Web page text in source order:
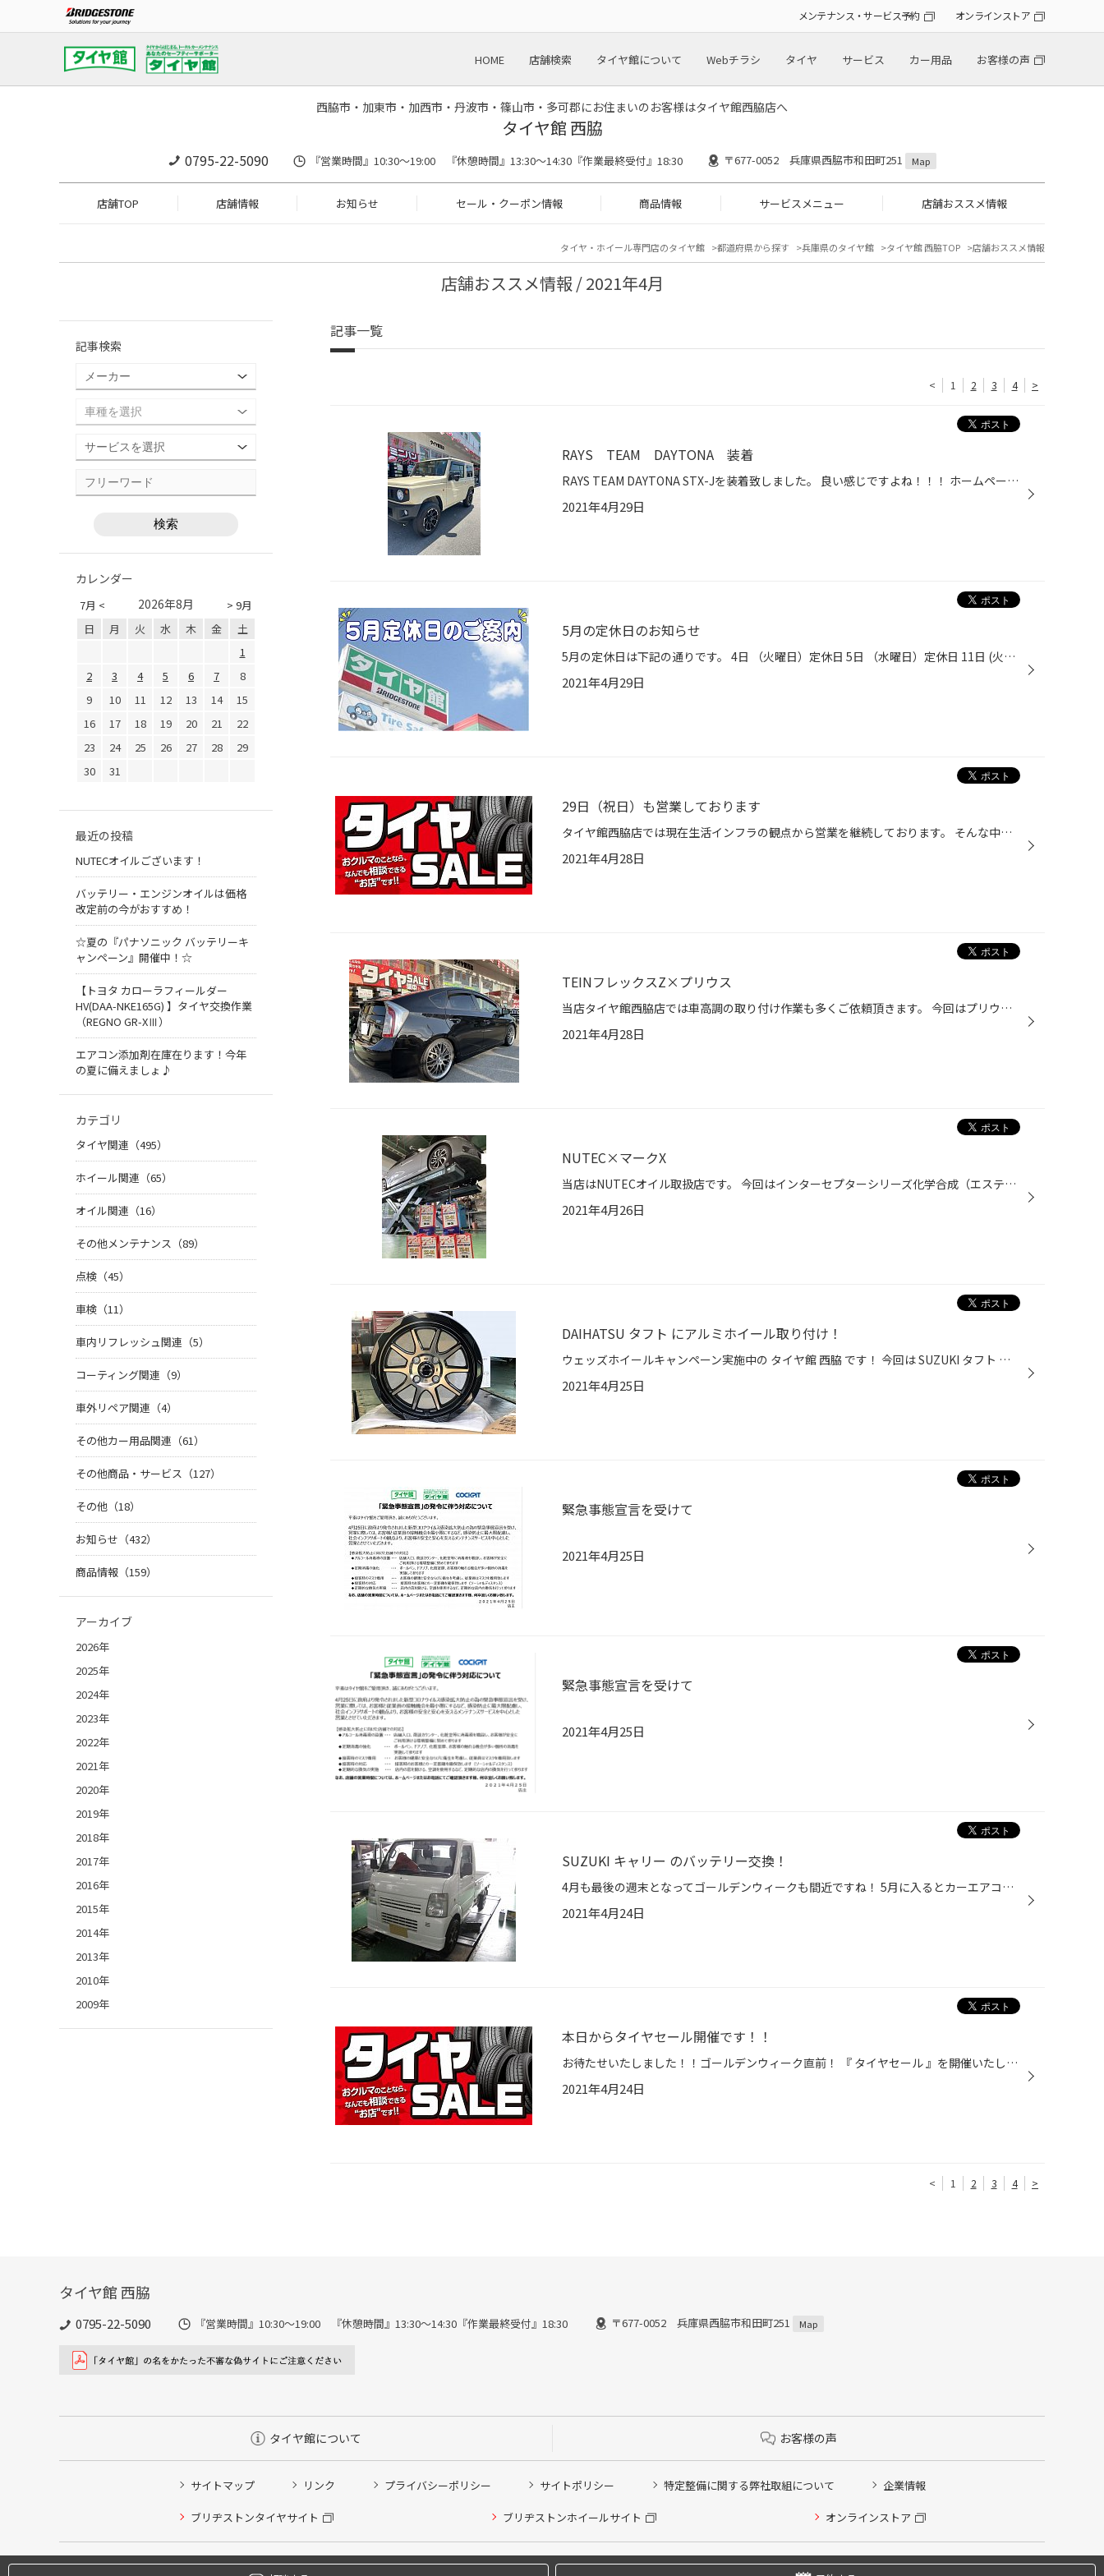
メンテナンス・サービス予約 オンラインストア
HOME 店舗検索 タイヤ館について Webチラシ タイヤ サービス カー用品 お客様の声
西脇市・加東市・加西市・丹波市・篠山市・多可郡にお住まいのお客様はタイヤ館西脇店へ
タイヤ館 西脇
0795-22-5090 『営業時間』10:30～19:00 『休憩時間』13:30～14:30『作業最終受付』18:30 〒677-0052 兵庫県西脇市和田町251 Map
店舗TOP 店舗情報 お知らせ セール・クーポン情報 商品情報 サービスメニュー 店舗おススメ情報
タイヤ・ホイール専門店のタイヤ館 都道府県から探す 兵庫県のタイヤ館 タイヤ館 西脇TOP 店舗おススメ情報
店舗おススメ情報 / 2021年4月
記事一覧
< 1 2 3 4 >
RAYS TEAM DAYTONA 装着
RAYS TEAM DAYTONA STX-Jを装着致しました。 良い感じですよね！！！ ホームページ引用文↓ ジムニーの脚元に軽快感のある2x5スポークデザインを採用。車種専用設計が可能にした断面…逆テーパーをつけ、リムエンドからセンターパートまで連続したDC加工面は、45㎜の落差をつけ、まるでスポークが浮か...
2021年4月29日
5月の定休日のお知らせ
5月の定休日は下記の通りです。 4日 （火曜日）定休日 5日 （水曜日）定休日 11日 (火曜日) 定休日 12日 （水曜日）定休日 18日 （火曜日）定休日 19日 （水曜日）定休日 25日 （火曜日）定休日 26日 （水曜日）定休日 となります。 営業時間 AM 10:30 ~ PM 7:00 皆様のご来店お待ちしております。
2021年4月29日
29日（祝日）も営業しております
タイヤ館西脇店では現在生活インフラの観点から営業を継続しております。 そんな中でも家計を少しでも応援できるよう、タイヤセールを開催しております。 感染対策を実施しながらも皆様の安全・安心をご提供できるよう努めております。 タイヤ館 西脇 電話. 0795-22-5090 まずはお問い合わせだけで...
2021年4月28日
TEINフレックスZ×プリウス
当店タイヤ館西脇店では車高調の取り付け作業も多くご依頼頂きます。 今回はプリウスに取り付けです。 フェンダーの隙間がなくなりめちゃくちゃカッコよくなりましたね！！ フレックスZはフルスペック！車高を下げても乗り味は確保ですよ！！ 車高調はタイヤ館西脇へお任せください。 タイヤ館 西脇...
2021年4月28日
NUTEC×マークX
当店はNUTECオイル取扱店です。 今回はインターセプターシリーズ化学合成（エステル系） NUTECテクノロジーをリーズナブルに ストリートやライトチューニング用に開発されたエンジンオイルで、強靭な極薄の油膜がエンジン性能の高効率化を実現します。ワイドレンジをカバーする粘度を新たに設定し、...
2021年4月26日
DAIHATSU タフト にアルミホイール取り付け！
ウェッズホイールキャンペーン実施中の タイヤ館 西脇 です！ 今回は SUZUKI タフト にアルミホイールの取り付けです。 装着するホイールは『 WEDS MAD VANCE 06』 カラーは ブラックポリッシュ/ブロンズクリアー です！！ この『 WEDS MAD VANCE 06』は ウェッズ2021年のニューモデルホイールです...
2021年4月25日
緊急事態宣言を受けて
2021年4月25日
緊急事態宣言を受けて
2021年4月25日
SUZUKI キャリー のバッテリー交換！
4月も最後の週末となってゴールデンウィークも間近ですね！ 5月に入るとカーエアコンの使用も始まり カーバッテリーにとっては負担が増えていく季節です！ 徐々にバッテリートラブルの発生件数も増えて バッテリー交換のご依頼も多くなってきます。 3年以上経ったバッテリーを使用していたり、 エン...
2021年4月24日
本日からタイヤセール開催です！！
お待たせいたしました！！ゴールデンウィーク直前！ 『 タイヤセール 』を開催いたします！！タイヤの交換をご検討中の方は、この機会にぜひ！！新登場の ”ＳＵＶ専用”【 ＡＬＥＮＺＡ ＬＸ１００ 】もお買い得価格でお買い求めいただけます！！さらにオイルやワイパー、バッテリー等のメンテナンス...
2021年4月24日
< 1 2 3 4 >
記事検索
カレンダー
7月 < > 9月
2026年8月
日 月 火 水 木 金
土
1
2
3 4 5 6 7
8
9
10 11 12 13 14
15
16
17 18 19 20 21
22
23
24 25 26 27 28
29
30
31
最近の投稿
NUTECオイルございます！
バッテリー・エンジンオイルは価格
改定前の今がおすすめ！
☆夏の『パナソニック バッテリーキ
ャンペーン』開催中！☆
【トヨタ カローラフィールダー
HV(DAA-NKE165G) 】タイヤ交換作業
（REGNO GR-XⅢ）
エアコン添加剤在庫在ります！今年
の夏に備えましょ♪
カテゴリ
タイヤ関連（495）
ホイール関連（65）
オイル関連（16）
その他メンテナンス（89）
点検（45）
車検（11）
車内リフレッシュ関連（5）
コーティング関連（9）
車外リペア関連（4）
その他カー用品関連（61）
その他商品・サービス（127）
その他（18）
お知らせ（432）
商品情報（159）
アーカイブ
2026年
2025年
2024年
2023年
2022年
2021年
2020年
2019年
2018年
2017年
2016年
2015年
2014年
2013年
2010年
2009年
タイヤ館 西脇
0795-22-5090 『営業時間』10:30～19:00 『休憩時間』13:30～14:30『作業最終受付』18:30 〒677-0052 兵庫県西脇市和田町251 Map
タイヤ館について お客様の声
サイトマップ リンク プライバシーポリシー サイトポリシー 特定整備に関する弊社取組について 企業情報
ブリヂストンタイヤサイト ブリヂストンホイールサイト オンラインストア
タイヤ点検・安全点検/タイヤ履き替え/オイル交換/その他ピット作業の予約
クローク契約会員専用タイヤ履き替え※タイヤ履き替えを希望のクローク契約会員の方はこちらを選択ください
本日のタイヤ履き替え順番待ち予約 ※クローク契約会員の方はご利用いただけません